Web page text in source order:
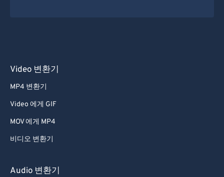
Video 변환기
MP4 변환기
Video 에게 GIF
MOV 에게 MP4
비디오 변환기
Audio 변환기